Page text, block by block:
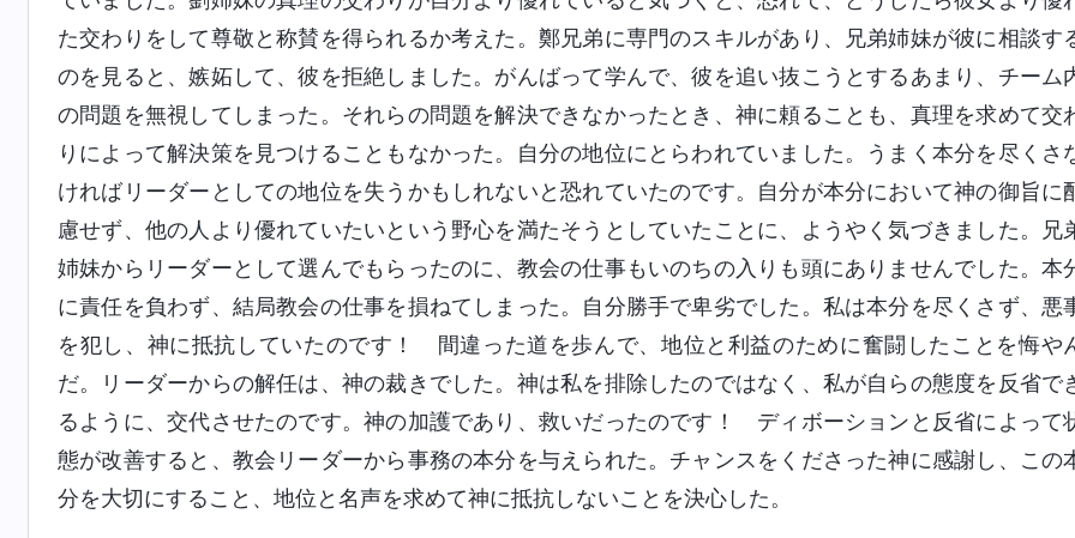
た交わりをして尊敬と称賛を得られるか考えた。鄭兄弟に専門のスキルがあり、兄弟姉妹が彼に相談す
のを見ると、嫉妬して、彼を拒絶しました。がんばって学んで、彼を追い抜こうとするあまり、チーム
の問題を無視してしまった。それらの問題を解決できなかったとき、神に頼ることも、真理を求めて交
りによって解決策を見つけることもなかった。自分の地位にとらわれていました。うまく本分を尽くさ
ければリーダーとしての地位を失うかもしれないと恐れていたのです。自分が本分において神の御旨に
慮せず、他の人より優れていたいという野心を満たそうとしていたことに、ようやく気づきました。兄
姉妹からリーダーとして選んでもらったのに、教会の仕事もいのちの入りも頭にありませんでした。本
に責任を負わず、結局教会の仕事を損ねてしまった。自分勝手で卑劣でした。私は本分を尽くさず、悪
を犯し、神に抵抗していたのです！ 間違った道を歩んで、地位と利益のために奮闘したことを悔や
だ。リーダーからの解任は、神の裁きでした。神は私を排除したのではなく、私が自らの態度を反省で
るように、交代させたのです。神の加護であり、救いだったのです！ ディボーションと反省によって
態が改善すると、教会リーダーから事務の本分を与えられた。チャンスをくださった神に感謝し、この
分を大切にすること、地位と名声を求めて神に抵抗しないことを決心した。